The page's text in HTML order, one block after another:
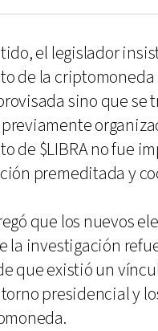
el legislador
de la criptomoneda
sino que se
de $LIBRA no fue
premeditada y
que los nuevos
la investigación
que existió un
presidencial y